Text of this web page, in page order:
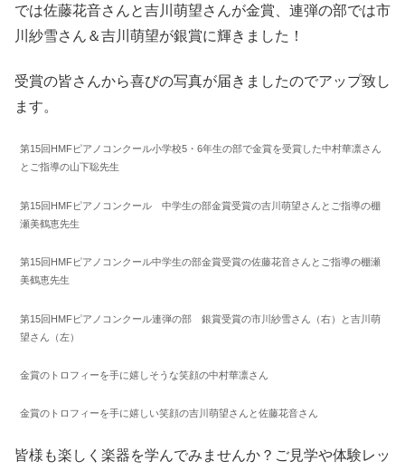
では佐藤花音さんと吉川萌望さんが金賞、連弾の部では市
川紗雪さん＆吉川萌望が銀賞に輝きました！
受賞の皆さんから喜びの写真が届きましたのでアップ致し
ます。
第15回HMFピアノコンクール小学校5・6年生の部で金賞を受賞した中村華凛さん
とご指導の山下聡先生
第15回HMFピアノコンクール 中学生の部金賞受賞の吉川萌望さんとご指導の棚
瀬美鶴恵先生
第15回HMFピアノコンクール中学生の部金賞受賞の佐藤花音さんとご指導の棚瀬
美鶴恵先生
第15回HMFピアノコンクール連弾の部 銀賞受賞の市川紗雪さん（右）と吉川萌
望さん（左）
金賞のトロフィーを手に嬉しそうな笑顔の中村華凛さん
金賞のトロフィーを手に嬉しい笑顔の吉川萌望さんと佐藤花音さん
皆様も楽しく楽器を学んでみませんか？ご見学や体験レッ